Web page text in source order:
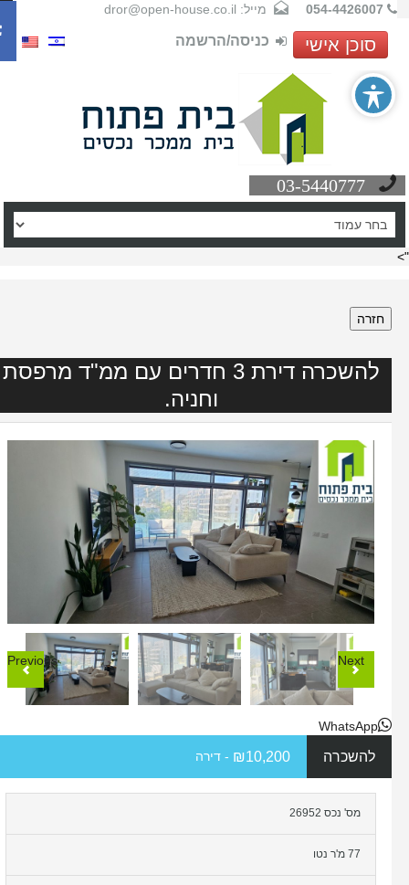
054-4426007 מייל: dror@open-house.co.il
סוכן אישי כניסה/הרשמה
03-5440777
חזרה
להשכרה דירת 3 חדרים עם ממ"ד מרפסת
וחניה.
Previous Next
WhatsApp
להשכרה ₪10,200 - דירה
מס' נכס 26952